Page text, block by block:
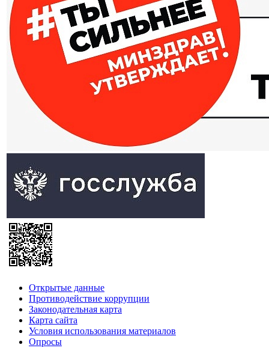
Открытые данные
Противодействие коррупции
Законодательная карта
Карта сайта
Условия использования материалов
Опросы